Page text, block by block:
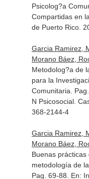
Psicolog?a
Compartidas en
de Puerto Rico.
Garcia Ramirez,
Morano Báez,
Metodolog?a de
para la
Comunitaria.
N Psicosocial.
368-2144-4
Garcia Ramirez,
Morano Báez,
Buenas
metodología de
Pag. 69-88. En: